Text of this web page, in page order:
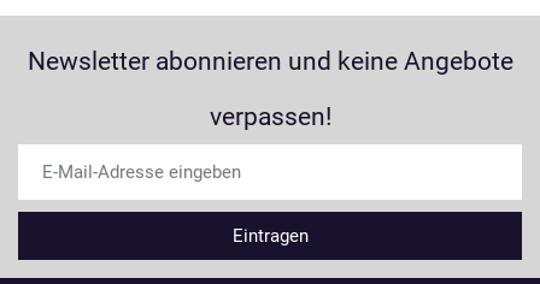
Newsletter abonnieren und keine Angebote
verpassen!